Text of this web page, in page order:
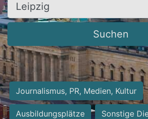
Suchen
Journalismus, PR, Medien, Kultur
Ausbildungsplätze Sonstige